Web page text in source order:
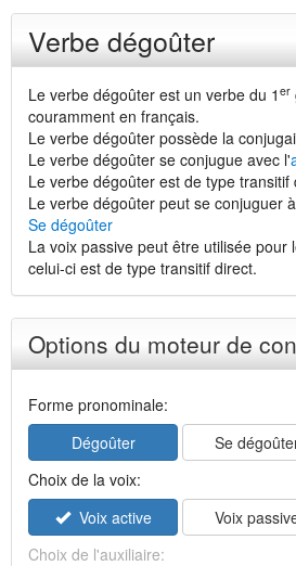
Verbe dégoûter
Le verbe dégoûter est un verbe du 1 er
couramment en français.
Le verbe dégoûter possède la
Le verbe dégoûter se conjugue avec l'
Le verbe dégoûter est de type transitif
Le verbe dégoûter peut se conjuguer
Se dégoûter
La voix passive peut être utilisée pour
celui-ci est de type transitif direct.
Options du moteur de
Forme pronominale:
Dégoûter
Se
Choix de la voix:
Voix active
Voix
Choix de l'auxiliaire: